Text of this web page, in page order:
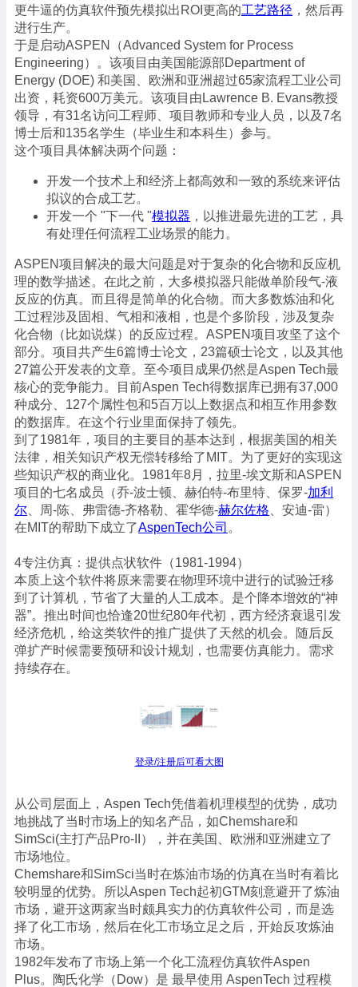
更牛逼的仿真软件预先模拟出ROI更高的工艺路径 ，然后再
进行生产。
于是启动ASPEN（Advanced System for Process
Engineering）。该项目由美国能源部Department of
Energy (DOE) 和美国、欧洲和亚洲超过65家流程工业公司
出资，耗资600万美元。该项目由Lawrence B. Evans教授
领导，有31名访问工程师、项目教师和专业人员，以及7名
博士后和135名学生（毕业生和本科生）参与。
这个项目具体解决两个问题：
开发一个技术上和经济上都高效和一致的系统来评估
拟议的合成工艺。
开发一个 "下一代 "模拟器 ，以推进最先进的工艺，具
有处理任何流程工业场景的能力。
ASPEN项目解决的最大问题是对于复杂的化合物和反应机
理的数学描述。在此之前，大多模拟器只能做单阶段气-液
反应的仿真。而且得是简单的化合物。而大多数炼油和化
工过程涉及固相、气相和液相，也是个多阶段，涉及复杂
化合物（比如说煤）的反应过程。ASPEN项目攻坚了这个
部分。项目共产生6篇博士论文，23篇硕士论文，以及其他
27篇公开发表的文章。至今项目成果仍然是Aspen Tech最
核心的竞争能力。目前Aspen Tech得数据库已拥有37,000
种成分、127个属性包和5百万以上数据点和相互作用参数
的数据库。在这个行业里面保持了领先。
到了1981年，项目的主要目的基本达到，根据美国的相关
法律，相关知识产权无偿转移给了MIT。为了更好的实现这
些知识产权的商业化。1981年8月，拉里-埃文斯和ASPEN
项目的七名成员（乔-波士顿、赫伯特-布里特、保罗-加利
尔 、周-陈、弗雷德-齐格勒、霍华德-赫尔佐格 、安迪-雷）
在MIT的帮助下成立了AspenTech公司 。
4专注仿真：提供点状软件（1981-1994）
本质上这个软件将原来需要在物理环境中进行的试验迁移
到了计算机，节省了大量的人工成本。是个降本增效的“神
器”。推出时间也恰逢20世纪80年代初，西方经济衰退引发
经济危机，给这类软件的推广提供了天然的机会。随后反
弹扩产时候需要预研和设计规划，也需要仿真能力。需求
持续存在。
登录/注册后可看大图
从公司层面上，Aspen Tech凭借着机理模型的优势，成功
地挑战了当时市场上的知名产品，如Chemshare和
SimSci(主打产品Pro-II），并在美国、欧洲和亚洲建立了
市场地位。
Chemshare和SimSci当时在炼油市场的仿真在当时有着比
较明显的优势。所以Aspen Tech起初GTM刻意避开了炼油
市场，避开这两家当时颇具实力的仿真软件公司，而是选
择了化工市场，然后在化工市场立足之后，开始反攻炼油
市场。
1982年发布了市场上第一个化工流程仿真软件Aspen
Plus。陶氏化学（Dow）是 最早使用 AspenTech 过程模